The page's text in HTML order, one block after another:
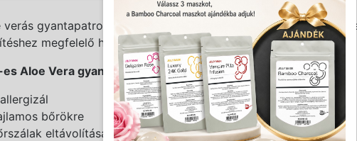
gyantapatron érzékeny, allergiára hajlamos bőrökre és
megfelelő hőfokra kell melegíteni.
Aloe Vera gyantapatront:
bőrökre
eltávolításához ajánlott